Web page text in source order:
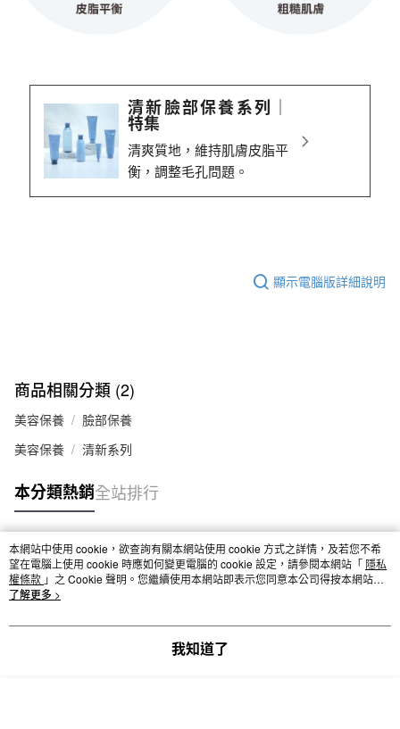
清新臉部保養系列│
特集
清爽質地，維持肌膚皮脂平
衡，調整毛孔問題。
顯示電腦版詳細說明
商品相關分類 (2)
美容保養
臉部保養
美容保養
清新系列
本分類熱銷全站排行
熱門標籤
本網站中使用 cookie，欲查詢有關本網站使用 cookie 方式之詳情，及若您不希
望在電腦上使用 cookie 時應如何變更電腦的 cookie 設定，請參閱本網站「 隱私
權條款 」之 Cookie 聲明。您繼續使用本網站即表示您同意本公司得按本網站使
用條款之 Cookie 聲明使用 cookie。
了解更多 >
我知道了